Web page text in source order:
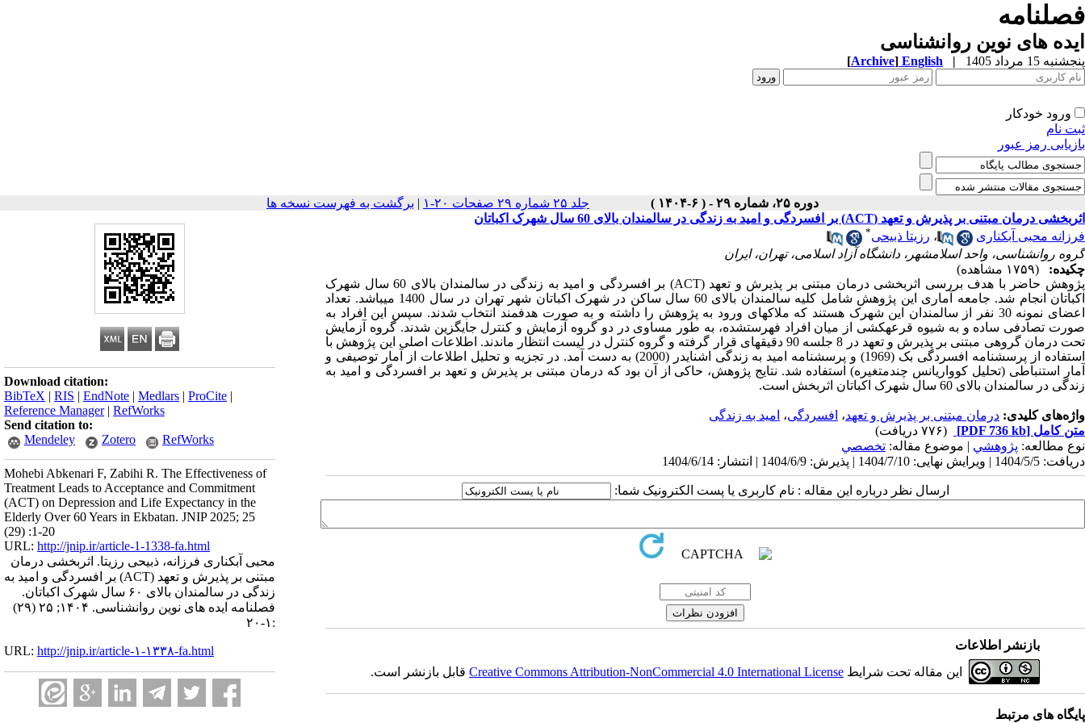
فصلنامه
ایده های نوین روانشناسی
پنجشنبه 15 مرداد 1405 |
English
[Archive]
ورود خودکار
ثبت نام
بازیابی رمز عبور
دوره ۲۵، شماره ۲۹ - ( ۶-۱۴۰۴ ) جلد ۲۵ شماره ۲۹ صفحات ۲۰-۱ | برگشت به فهرست نسخه ها
Download citation:
BibTeX | RIS | EndNote | Medlars | ProCite |
Reference Manager| RefWorks
Send citation to:
Mendeley
Zotero RefWorks
Mohebi Abkenari F, Zabihi R. The Effectiveness of
Treatment Leads to Acceptance and Commitment
(ACT) on Depression and Life Expectancy in the
Elderly Over 60 Years in Ekbatan. JNIP 2025; 25
(29) :1-20
URL: http://jnip.ir/article-1-1338-fa.html
محبی آبکناری فرزانه، ذبیحی رزیتا. اثربخشی درمان
مبتنی بر پذیرش و تعهد (ACT) بر افسردگی و امید به
زندگی در سالمندان بالای ۶۰ سال شهرک اکباتان.
فصلنامه ایده های نوین روانشناسی. ۱۴۰۴; ۲۵ (۲۹)
:۱-۲۰
URL: http://jnip.ir/article-۱-۱۳۳۸-fa.html
اثربخشی درمان مبتنی بر پذیرش و تعهد (ACT) بر افسردگی و امید به زندگی در سالمندان بالای 60 سال شهرک اکباتان
فرزانه محبی آبکناری
، رزیتا ذبیحی*
گروه روانشناسی، واحد اسلامشهر، دانشگاه آزاد اسلامی، تهران، ایران
چکیده:
(۱۷۵۹ مشاهده)
پژوهش حاضر با هدف بررسی اثربخشیدرمان مبتنی بر پذیرش و تعهد (ACT
) بر افسردگی و امید به زندگی در سالمندان بالای 60 سال شهرک
اکباتان انجام شد. جامعه آماری این پژوهش شامل کلیه سالمندان بالای 60 سال ساکن در شهرک اکباتان شهر تهران در سال 1400 می
باشد. تعداد
اعضای نمونه 30 نفر از سالمندان این شهرک هستند که ملاک
های ورود به پژوهش را داشته و به صورت هدفمند انتخاب شدند. سپس این افراد به
صورت تصادفی ساده و به شیوه قرعهکشی از میان افراد فهرستشده، به طور مساوی در دو گروه آزمایش و کنترل جایگزین شدند. گروه آزمایش
تحت درمان گروهی مبتنی بر پذیرش و تعهد در 8 جلسه
90 دقیقه
ای قرار گرفته و گروه کنترل در لیست انتظار ماندند. اطلاعات اصلی این پژوهش با
استفاده از پرسشنامه افسردگی بک (1969) و پرسشنامه
امید به زندگی اشنایدر (2000) به دست آمد. در تجزیه و تحلیل اطلاعات از آمار توصیفی و
آمار استنباطی (تحلیل کوواریانس چندمتغیره) استفاده شد. نتایج پژوهش، حاکی از آن بود که درمان مبتنی بر پذیرش و تعهد بر افسردگی و امید به
زندگی در سالمندان بالای 60 سال شهرک اکباتان اثربخش است.
واژه‌های کلیدی: درمان مبتنی بر پذیرش و تعهد، افسردگی، امید به زندگی
متن کامل [PDF 736 kb]
(۷۷۶ دریافت)
نوع مطالعه: پژوهشي | موضوع مقاله: تخصصي
دریافت: 1404/5/5 | ویرایش نهایی: 1404/7/10 | پذیرش: 1404/6/9 | انتشار: 1404/6/14
ارسال نظر درباره این مقاله : نام کاربری یا پست الکترونیک شما:
بازنشر اطلاعات
این مقاله تحت شرایط Creative Commons Attribution-NonCommercial 4.0 International Licenseقابل بازنشر است.
پایگاه های مرتبط